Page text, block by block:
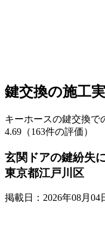
鍵交換の施工
キーホースの鍵交換で
4.69（163件の評価）
玄関ドアの鍵紛失
東京都江戸川区
掲載日：2026年08月04